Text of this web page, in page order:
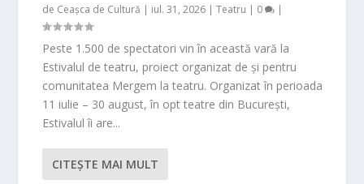
de Ceașca de Cultură | iul. 31, 2026 |Teatru | 0 |
Peste 1.500 de spectatori vin în această vară la
Estivalul de teatru, proiect organizat de și pentru
comunitatea Mergem la teatru. Organizat în perioada
11 iulie – 30 august, în opt teatre din București,
Estivalul îi are...
CITEŞTE MAI MULT